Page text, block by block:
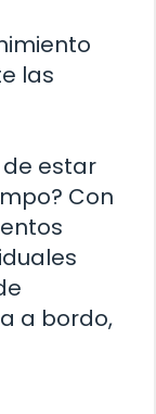
las
estar
Con
a bordo,